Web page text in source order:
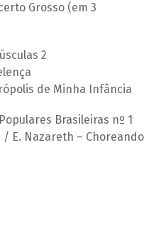
Grosso (em 3
2
de Minha Infância
Brasileiras nº 1
/ E. Nazareth – Choreando